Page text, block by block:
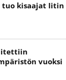
tuo kisaajat Iitin
vuoksi